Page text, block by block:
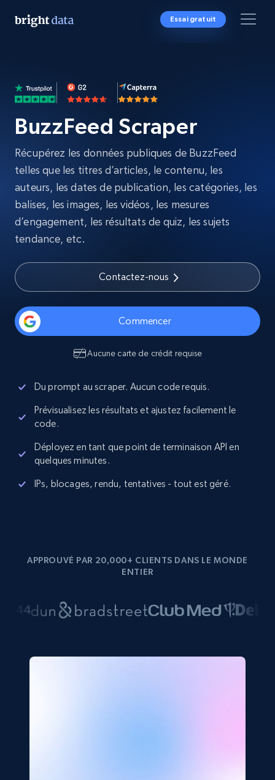
Essai gratuit
BuzzFeed Scraper
Récupérez les données publiques de BuzzFeed
telles que les titres d’articles, le contenu, les
auteurs, les dates de publication, les catégories, les
balises, les images, les vidéos, les mesures
d’engagement, les résultats de quiz, les sujets
tendance, etc.
Contactez-nous
Commencer
Aucune carte de crédit requise
Du prompt au scraper. Aucun code requis.
Prévisualisez les résultats et ajustez facilement le
code.
Déployez en tant que point de terminaison API en
quelques minutes.
IPs, blocages, rendu, tentatives - tout est géré.
APPROUVÉ PAR 20,000+ CLIENTS DANS LE MONDE
ENTIER